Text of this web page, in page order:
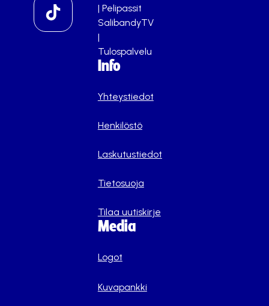
| Pelipassit
SalibandyTV
|
Tulospalvelu
Info
Yhteystiedot
Henkilöstö
Laskutustiedot
Tietosuoja
Tilaa uutiskirje
Media
Logot
Kuvapankki